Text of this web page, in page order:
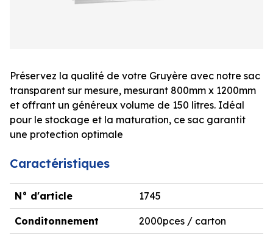
Préservez la qualité de votre Gruyère avec notre sac
transparent sur mesure, mesurant 800mm x 1200mm
et offrant un généreux volume de 150 litres. Idéal
pour le stockage et la maturation, ce sac garantit
une protection optimale
Caractéristiques
N° d'article 1745
Conditonnement 2000pces / carton